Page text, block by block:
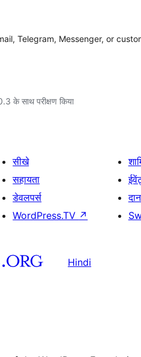
Telegram, Messenger, or
के साथ परीक्षण किया
सीखे
सहायता
डेवलपर्स
WordPress.TV ↗
Hindi